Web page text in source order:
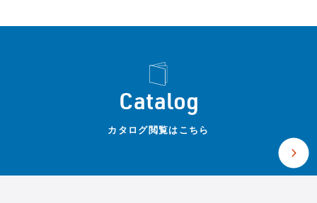
Catalog
カタログ閲覧はこちら